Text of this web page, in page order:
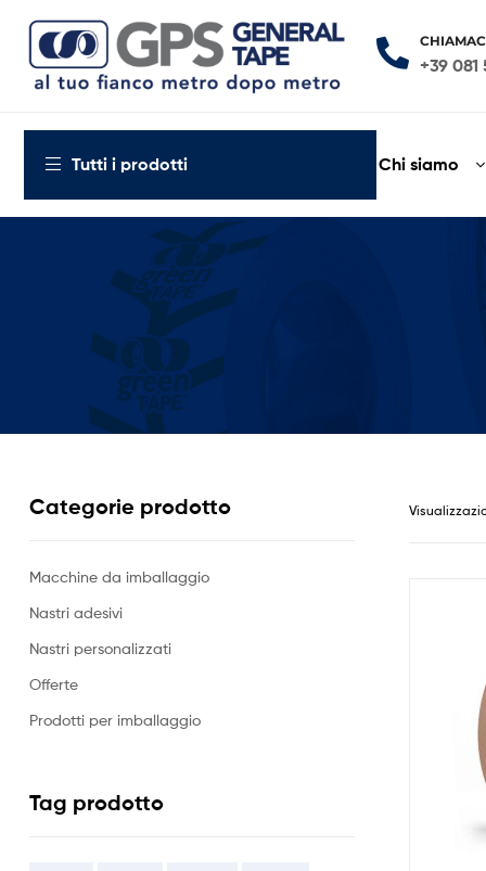
Tape
al
tuo
+39 081
Tutti i prodotti Chi siamo
Categorie prodotto
Macchine da imballaggio
Nastri adesivi
Nastri personalizzati
Offerte
Prodotti per imballaggio
Tag prodotto